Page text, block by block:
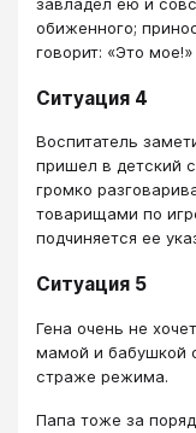
обиженного;
говорит: «Это мое!»
Ситуация 4
Воспитатель
пришел в детский
громко
товарищами по
подчиняется ее
Ситуация 5
Гена очень не
мамой и бабушкой
страже режима.
Папа тоже за